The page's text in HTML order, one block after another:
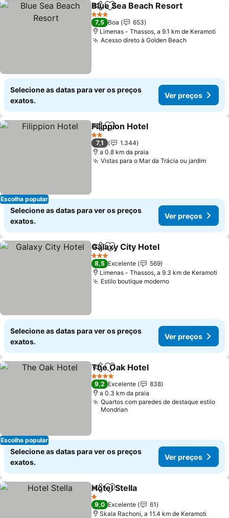
PartilharAdicionar aos favoritos
Blue Sea Beach Resort
3 Estrelas
7,5 Boa
653
Limenas - Thassos, a 9.1 km de Keramoti
Acesso direto à Golden Beach
Selecione as datas para ver os preços
exatos.
Ver preços
Escolha popular
PartilharAdicionar aos favoritos
Filippion Hotel
2 Estrelas
7,1
1.344
a 0.8 km da praia
Vistas para o Mar da Trácia ou jardim
Selecione as datas para ver os preços
exatos.
Ver preços
PartilharAdicionar aos favoritos
Galaxy City Hotel
3 Estrelas
8,5 Excelente
569
Limenas - Thassos, a 9.3 km de Keramoti
Estilo boutique moderno
Selecione as datas para ver os preços
exatos.
Ver preços
Escolha popular
PartilharAdicionar aos favoritos
The Oak Hotel
4 Estrelas
9,2 Excelente
838
a 0.3 km da praia
Quartos com paredes de destaque estilo
Mondrian
Selecione as datas para ver os preços
exatos.
Ver preços
PartilharAdicionar aos favoritos
Hotel Stella
1 Estrelas
9,0 Excelente
61
Skala Rachoni, a 11.4 km de Keramoti